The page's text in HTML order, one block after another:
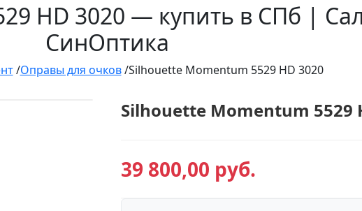
HD 3020 — купить в СПб |
СинОптика
/Оправы для очков /Silhouette Momentum 5529 HD 3020
Silhouette Momentum 5529
39 800,00 руб.